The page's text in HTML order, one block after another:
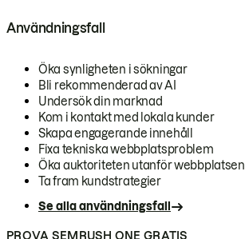
Användningsfall
Öka synligheten i sökningar
Bli rekommenderad av AI
Undersök din marknad
Kom i kontakt med lokala kunder
Skapa engagerande innehåll
Fixa tekniska webbplatsproblem
Öka auktoriteten utanför webbplatsen
Ta fram kundstrategier
Se alla användningsfall
PROVA SEMRUSH ONE GRATIS